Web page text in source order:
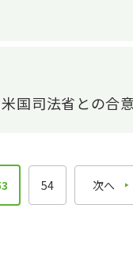
個人投資
国司法省との合
54 次へ